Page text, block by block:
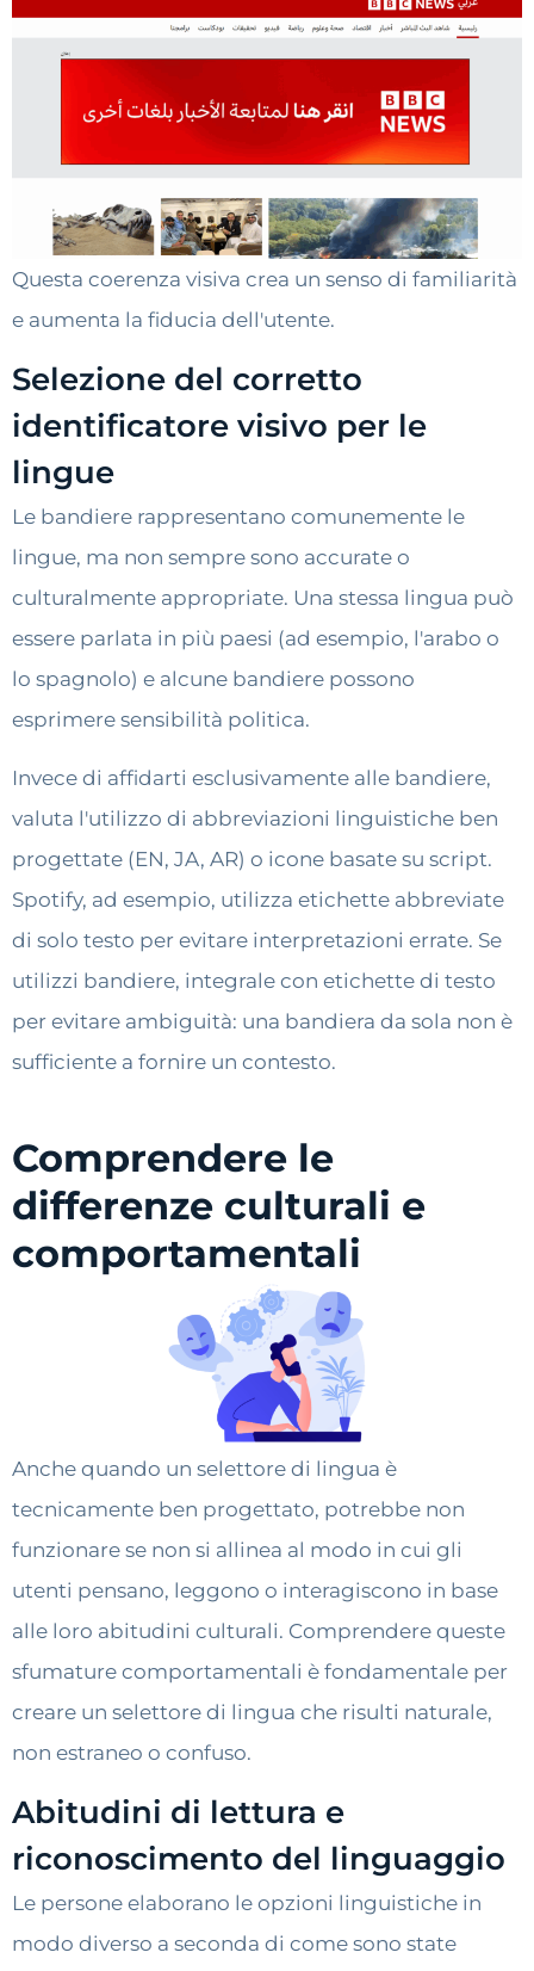
Questa coerenza visiva crea un senso di familiarità
e aumenta la fiducia dell'utente.
Selezione del corretto
identificatore visivo per le
lingue
Le bandiere rappresentano comunemente le
lingue, ma non sempre sono accurate o
culturalmente appropriate. Una stessa lingua può
essere parlata in più paesi (ad esempio, l'arabo o
lo spagnolo) e alcune bandiere possono
esprimere sensibilità politica.
Invece di affidarti esclusivamente alle bandiere,
valuta l'utilizzo di abbreviazioni linguistiche ben
progettate (EN, JA, AR) o icone basate su script.
Spotify, ad esempio, utilizza etichette abbreviate
di solo testo per evitare interpretazioni errate. Se
utilizzi bandiere, integrale con etichette di testo
per evitare ambiguità: una bandiera da sola non è
sufficiente a fornire un contesto.
Comprendere le
differenze culturali e
comportamentali
Anche quando un selettore di lingua è
tecnicamente ben progettato, potrebbe non
funzionare se non si allinea al modo in cui gli
utenti pensano, leggono o interagiscono in base
alle loro abitudini culturali. Comprendere queste
sfumature comportamentali è fondamentale per
creare un selettore di lingua che risulti naturale,
non estraneo o confuso.
Abitudini di lettura e
riconoscimento del linguaggio
Le persone elaborano le opzioni linguistiche in
modo diverso a seconda di come sono state